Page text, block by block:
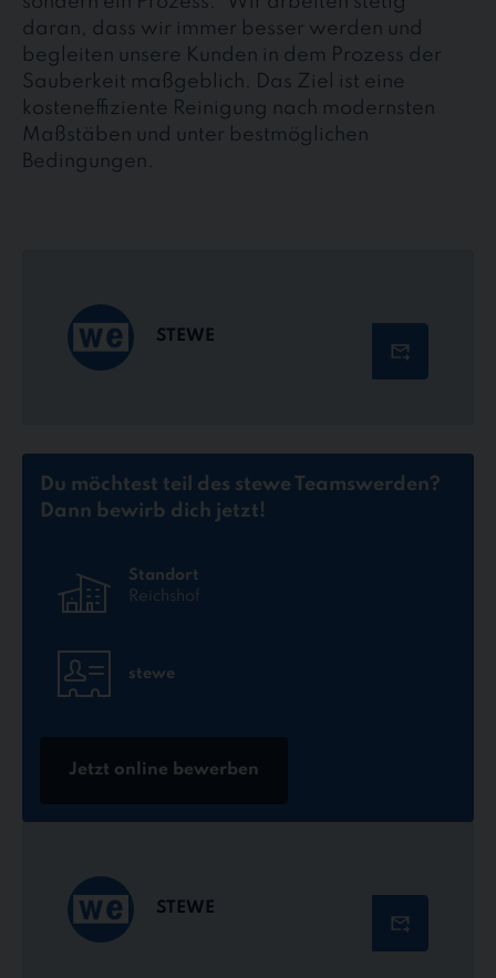
daran, dass wir immer besser werden und
begleiten unsere Kunden in dem Prozess der
Sauberkeit maßgeblich. Das Ziel ist eine
kosteneffiziente Reinigung nach modernsten
Maßstäben und unter bestmöglichen
Bedingungen.
STEWE
Du möchtest teil des stewe Teamswerden?
Dann bewirb dich jetzt!
Standort
Reichshof
stewe
Jetzt online bewerben
STEWE